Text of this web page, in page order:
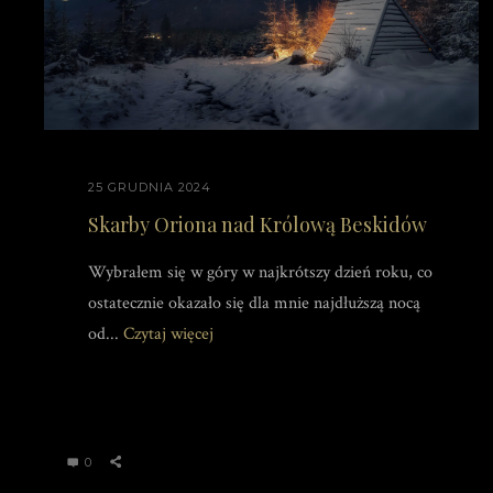
25 GRUDNIA 2024
Skarby Oriona nad Królową Beskidów
Wybrałem się w góry w najkrótszy dzień roku, co
ostatecznie okazało się dla mnie najdłuższą nocą
od... Czytaj więcej
0